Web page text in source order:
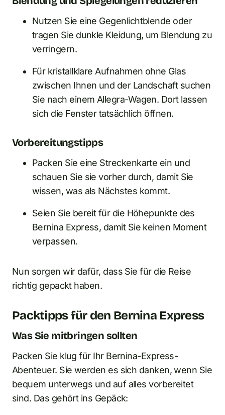
Nutzen Sie eine Gegenlichtblende oder
tragen Sie dunkle Kleidung, um Blendung zu
verringern.
Für kristallklare Aufnahmen ohne Glas
zwischen Ihnen und der Landschaft suchen
Sie nach einem Allegra-Wagen. Dort lassen
sich die Fenster tatsächlich öffnen.
Vorbereitungstipps
Packen Sie eine Streckenkarte ein und
schauen Sie sie vorher durch, damit Sie
wissen, was als Nächstes kommt.
Seien Sie bereit für die Höhepunkte des
Bernina Express, damit Sie keinen Moment
verpassen.
Nun sorgen wir dafür, dass Sie für die Reise
richtig gepackt haben.
Packtipps für den Bernina Express
Was Sie mitbringen sollten
Packen Sie klug für Ihr Bernina-Express-
Abenteuer. Sie werden es sich danken, wenn Sie
bequem unterwegs und auf alles vorbereitet
sind. Das gehört ins Gepäck: